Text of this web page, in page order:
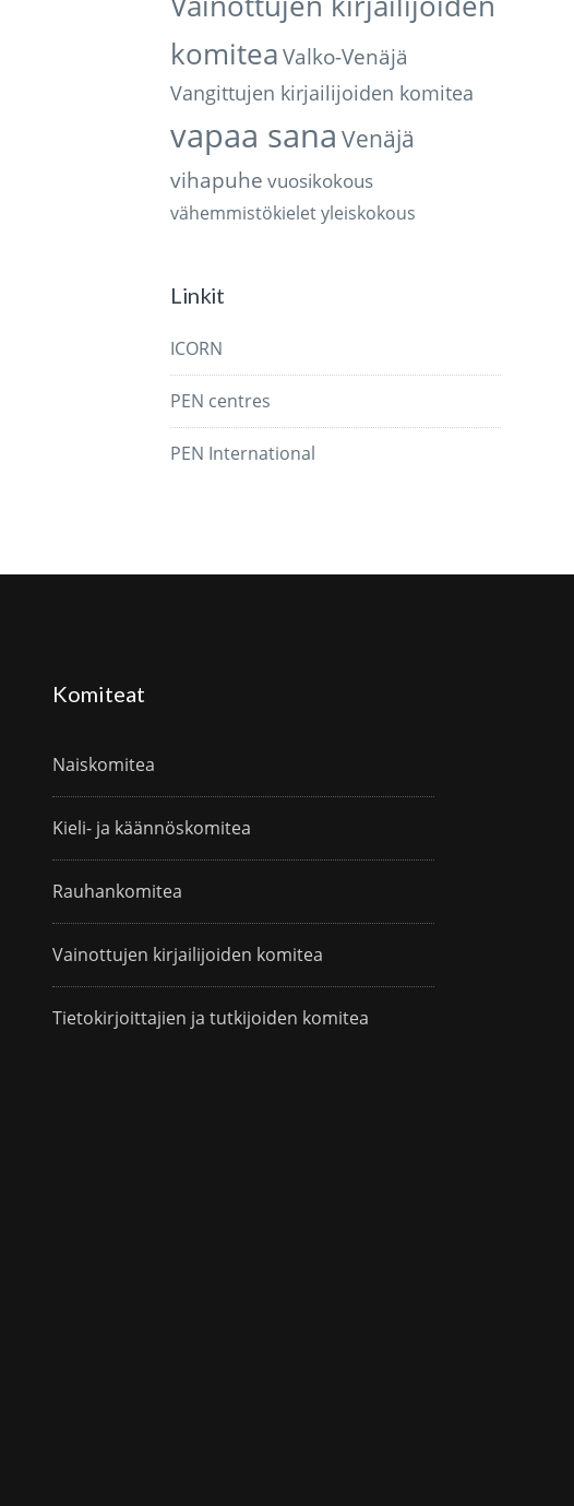
komitea Valko-Venäjä
Vangittujen kirjailijoiden komitea
vapaa sana Venäjä
vihapuhe vuosikokous
vähemmistökieletyleiskokous
Linkit
ICORN
PEN centres
PEN International
Komiteat
Naiskomitea
Kieli- ja käännöskomitea
Rauhankomitea
Vainottujen kirjailijoiden komitea
Tietokirjoittajien ja tutkijoiden komitea